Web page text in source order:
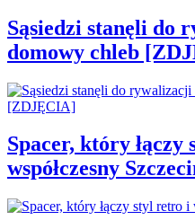
Sąsiedzi stanęli do
domowy chleb
Spacer, który
współczesny